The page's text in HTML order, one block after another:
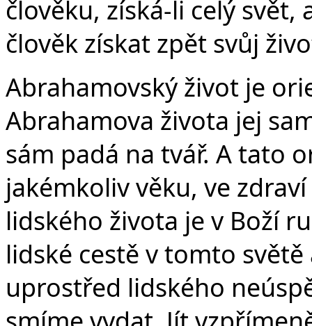
člověku, získá-li celý svět,
člověk získat zpět svůj
Abrahamovský život je
Abrahamova života jej
sám padá na tvář. A tato
jakémkoliv věku, ve
lidského života je v Boží
lidské cestě v tomto
uprostřed lidského